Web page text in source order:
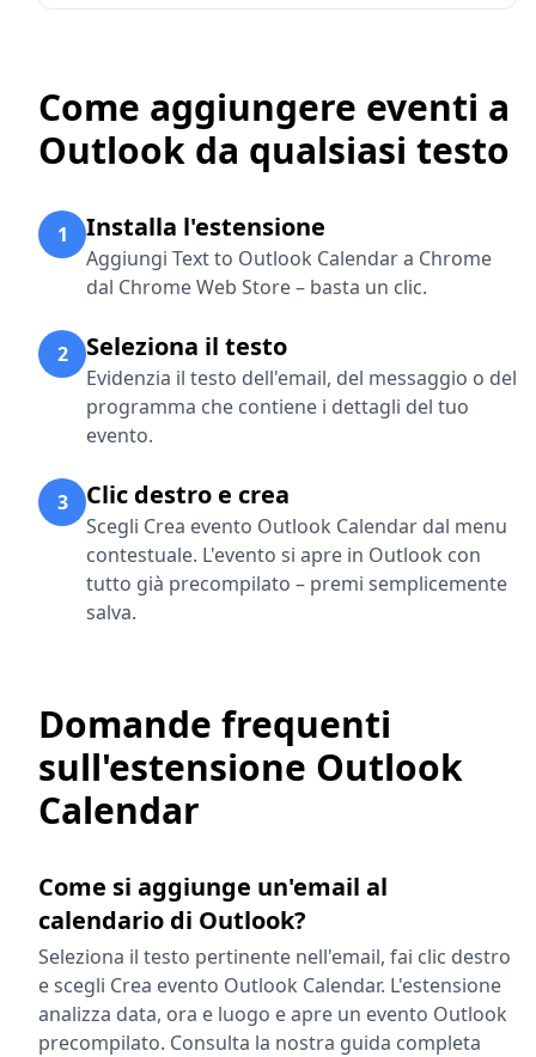
Come aggiungere eventi a
Outlook da qualsiasi testo
1 Installa l'estensione
Aggiungi Text to Outlook Calendar a Chrome
dal Chrome Web Store – basta un clic.
2 Seleziona il testo
Evidenzia il testo dell'email, del messaggio o del
programma che contiene i dettagli del tuo
evento.
3 Clic destro e crea
Scegli Crea evento Outlook Calendar dal menu
contestuale. L'evento si apre in Outlook con
tutto già precompilato – premi semplicemente
salva.
Domande frequenti
sull'estensione Outlook
Calendar
Come si aggiunge un'email al
calendario di Outlook?
Seleziona il testo pertinente nell'email, fai clic destro
e scegli Crea evento Outlook Calendar. L'estensione
analizza data, ora e luogo e apre un evento Outlook
precompilato. Consulta la nostra guida completa